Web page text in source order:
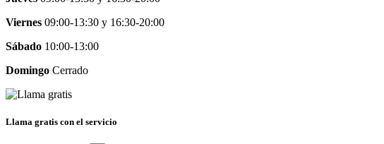
Viernes 09:00-13:30 y 16:30-20:00
Sábado 10:00-13:00
Domingo Cerrado
Llama gratis con el servicio